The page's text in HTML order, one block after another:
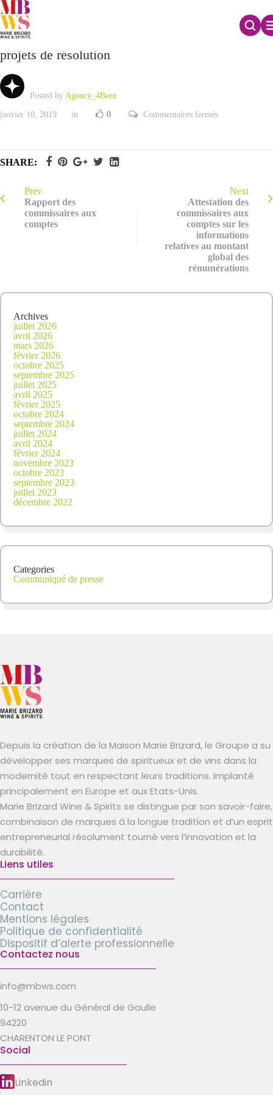
Décisions du Conseil d’administration sur les
projets de résolution
Posted by Agency_4Beez
janvier 10, 2019 in 0 Commentaires ferméssur
résolution
SHARE:
Prev
Rapport des
commissaires aux
comptes
Next
Attestation des
commissaires aux
comptes sur les
informations
relatives au montant
global des
rémunérations
Archives
juillet 2026
avril 2026
mars 2026
février 2026
octobre 2025
septembre 2025
juillet 2025
avril 2025
février 2025
octobre 2024
septembre 2024
juillet 2024
avril 2024
février 2024
novembre 2023
octobre 2023
septembre 2023
juillet 2023
décembre 2022
Categories
Communiqué de presse
Depuis la création de la Maison Marie Brizard, le Groupe a su
développer ses marques de spiritueux et de vins dans la
modernité tout en respectant leurs traditions. Implanté
principalement en Europe et aux Etats-Unis.
Marie Brizard Wine & Spirits se distingue par son savoir-faire,
combinaison de marques à la longue tradition et d’un esprit
entrepreneurial résolument tourné vers l’innovation et la
durabilité.
Liens utiles
Carrière
Contact
Mentions légales
Politique de confidentialité
Dispositif d’alerte professionnelle
Contactez nous
info@mbws.com
10-12 avenue du Général de Gaulle
94220
CHARENTON LE PONT
Social
Linkedin